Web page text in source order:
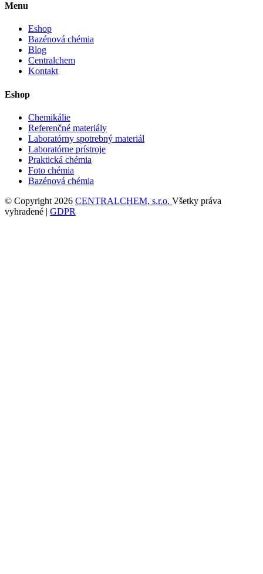
Menu
Eshop
Bazénová chémia
Blog
Centralchem
Kontakt
Eshop
Chemikálie
Referenčné materiály
Laboratórny spotrebný materiál
Laboratórne prístroje
Praktická chémia
Foto chémia
Bazénová chémia
© Copyright 2026 CENTRALCHEM, s.r.o. Všetky práva
vyhradené | GDPR